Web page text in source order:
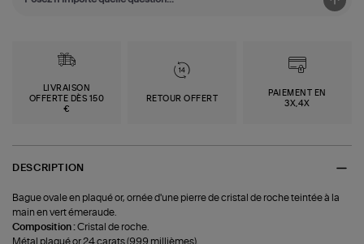
LIVRAISON
OFFERTE DÈS 150
€
RETOUR OFFERT
PAIEMENT EN
3X,4X
DESCRIPTION
Bague ovale en plaqué or, ornée d'une pierre de cristal de roche teintée à la
main en vert émeraude.
Composition :Cristal de roche.
Métal plaqué or 24 carats (999 millièmes).